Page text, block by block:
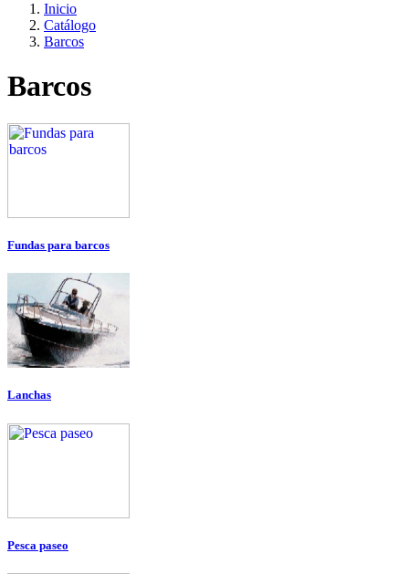
Inicio
Catálogo
Barcos
Barcos
Fundas para barcos
Lanchas
Pesca paseo